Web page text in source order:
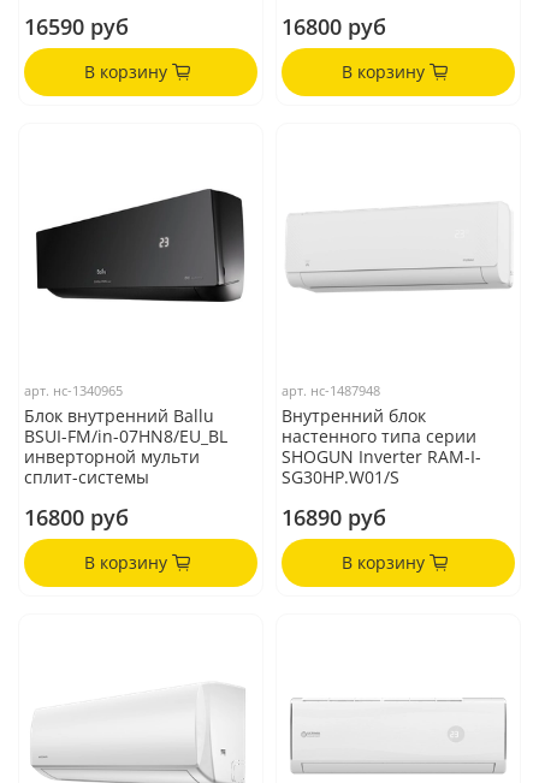
16590 руб
В корзину
16800 руб
В корзину
арт. нс-1340965
Блок внутренний Ballu
BSUI-FM/in-07HN8/EU_BL
инверторной мульти
сплит-системы
16800 руб
В корзину
арт. нс-1487948
Внутренний блок
настенного типа серии
SHOGUN Inverter RAM-I-
SG30HP.W01/S
16890 руб
В корзину